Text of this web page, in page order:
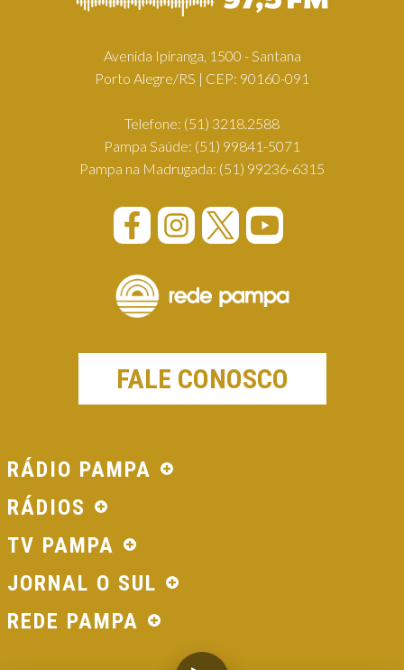
Avenida Ipiranga, 1500 - Santana
Porto Alegre/RS | CEP: 90160-091
Telefone: (51) 3218.2588
Pampa Saúde: (51) 99841-5071
Pampa na Madrugada: (51) 99236-6315
FALE CONOSCO
RÁDIO PAMPA
RÁDIOS
TV PAMPA
JORNAL O SUL
REDE PAMPA